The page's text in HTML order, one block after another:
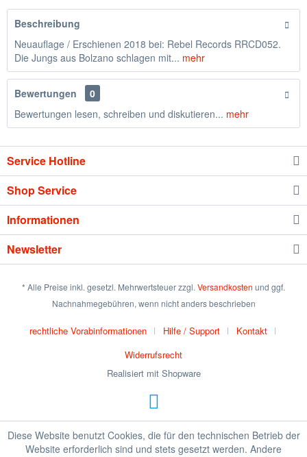
Beschreibung
Neuauflage / Erschienen 2018 bei: Rebel Records RRCD052.
Die Jungs aus Bolzano schlagen mit... mehr
Bewertungen
0
Bewertungen lesen, schreiben und diskutieren... mehr
Service Hotline
Shop Service
Informationen
Newsletter
* Alle Preise inkl. gesetzl. Mehrwertsteuer zzgl. Versandkosten und ggf.
Nachnahmegebühren, wenn nicht anders beschrieben
rechtliche Vorabinformationen Hilfe / Support
Kontakt
Widerrufsrecht
Realisiert mit Shopware
Diese Website benutzt Cookies, die für den technischen Betrieb der
Website erforderlich sind und stets gesetzt werden. Andere